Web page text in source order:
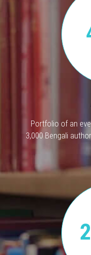
Portfolio of an
3,000 Bengali